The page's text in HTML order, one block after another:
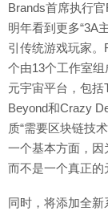
Brands首席执行官
明年看到更多“3A
引传统游戏玩家。
个由13个工作室
元宇宙平台，包括
Beyond和Crazy
质“需要区块链技
一个基本方面，因
而不是一个真正的
同时，将添加全新